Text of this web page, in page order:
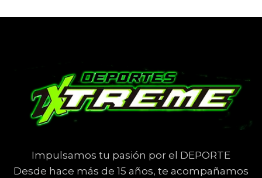
Impulsamos tu pasión por el DEPORTE
Desde hace más de 15 años, te acompañamos